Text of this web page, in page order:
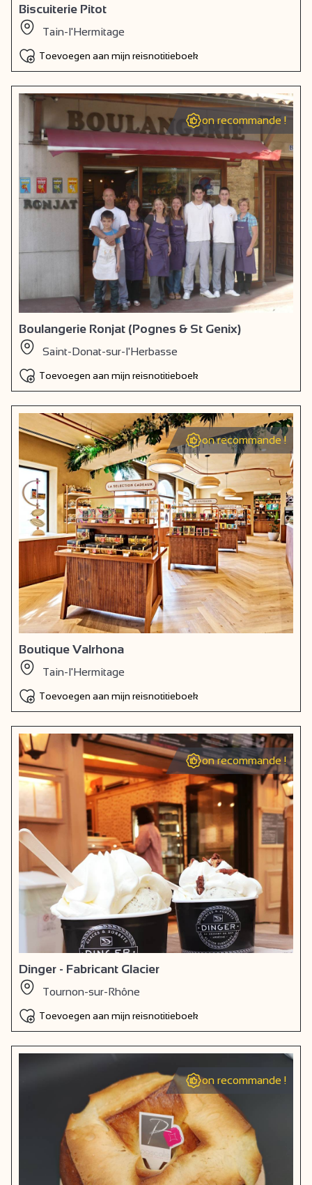
Biscuiterie Pitot
Tain-l'Hermitage
Toevoegen aan mijn reisnotitieboek
on recommande !
Boulangerie Ronjat (Pognes & St Genix)
Saint-Donat-sur-l'Herbasse
Toevoegen aan mijn reisnotitieboek
on recommande !
Boutique Valrhona
Tain-l'Hermitage
Toevoegen aan mijn reisnotitieboek
on recommande !
Dinger - Fabricant Glacier
Tournon-sur-Rhône
Toevoegen aan mijn reisnotitieboek
on recommande !